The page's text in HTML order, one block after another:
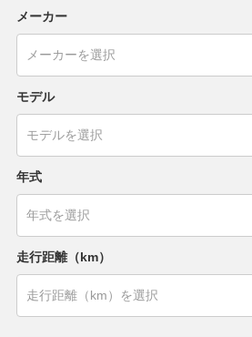
メーカー
モデル
年式
走行距離（km）